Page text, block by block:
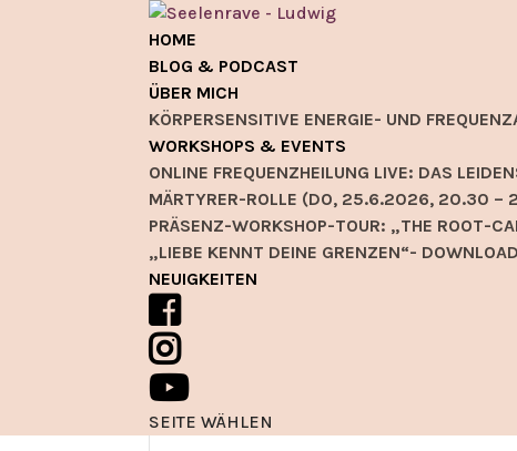
HOME
BLOG & PODCAST
ÜBER MICH
KÖRPERSENSITIVE ENERGIE- UND
WORKSHOPS & EVENTS
ONLINE FREQUENZHEILUNG LIVE: DAS
MÄRTYRER-ROLLE (DO, 25.6.2026, 20.30 –
PRÄSENZ-WORKSHOP-TOUR: „THE ROOT-
„LIEBE KENNT DEINE GRENZEN“-
NEUIGKEITEN
SEITE WÄHLEN